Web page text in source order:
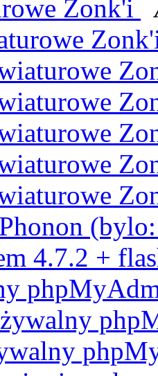
Zonk'i
4.7.2 +